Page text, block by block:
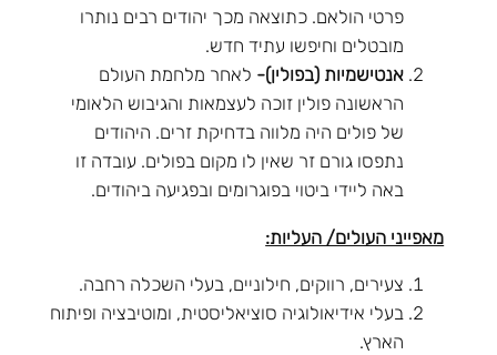
פרטי הולאם. כתוצאה מכך יהודים רבים נותרו
מובטלים וחיפשו עתיד חדש.
אנטישמיות (בפולין)- לאחר מלחמת העולם
הראשונה פולין זוכה לעצמאות והגיבוש הלאומי
של פולים היה מלווה בדחיקת זרים. היהודים
נתפסו גורם זר שאין לו מקום בפולים. עובדה זו
באה ליידי ביטוי בפוגרומים ובפגיעה ביהודים.
מאפייני העולים/ העליות:
צעירים, רווקים, חילוניים, בעלי השכלה רחבה.
בעלי אידיאולוגיה סוציאליסטית, ומוטיבציה ופיתוח
הארץ.